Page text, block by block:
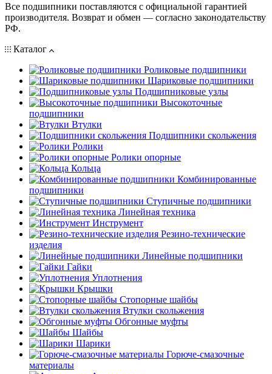
Все подшипники поставляются с официальной гарантией
производителя. Возврат и обмен — согласно законодательству
РФ.
Каталог
Роликовые подшипники
Шариковые подшипники
Подшипниковые узлы
Высокоточные
подшипники
Втулки
Подшипники скольжения
Ролики
Ролики опорные
Кольца
Комбинированные
подшипники
Ступичные подшипники
Линейная техника
Инструмент
Резино-технические
изделия
Линейные подшипники
Гайки
Уплотнения
Крышки
Стопорные шайбы
Втулки скольжения
Обгонные муфты
Шайбы
Шарики
Горюче-смазочные
материалы